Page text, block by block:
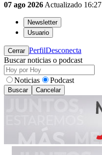
07 ago 2026 Actualizado 16:27
Newsletter
Usuario
Cerrar PerfilDesconecta
Buscar noticias o podcast
Noticias Podcast
Buscar Cancelar